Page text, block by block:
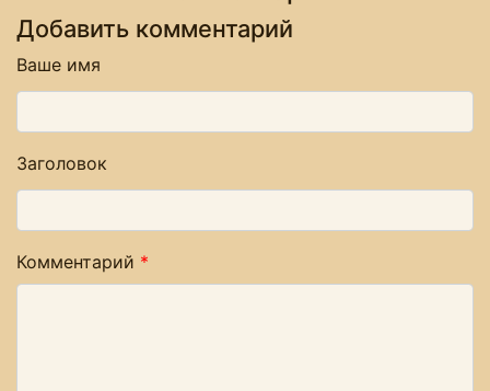
Добавить комментарий
Ваше имя
Заголовок
Комментарий *